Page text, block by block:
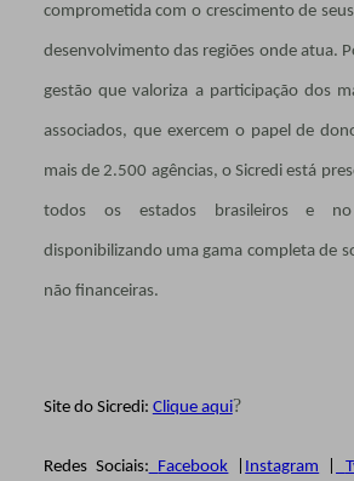
comprometida com o crescimento de
desenvolvimento das regiões onde atua.
gestão que valoriza a participação dos
associados, que exercem o papel de
mais de 2.500 agências, o Sicredi está
todos os estados brasileiros e no
disponibilizando uma gama completa de
não financeiras.
Site do Sicredi: Clique aqui?
Redes Sociais: Facebook Instagram